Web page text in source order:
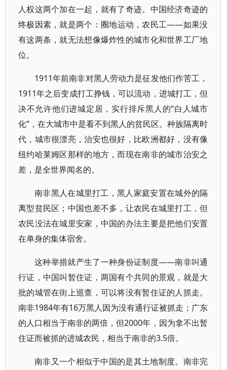
人权这两个加在一起，就有了奇迹。中国经济奇迹的
终极因素，就是两个：圈地运动，农民工——如果没
有这两条，就无法想像爆炸性的城市化和世界工厂地
位。
1911年前南非对黑人劳动力是征发他们作苦工，
1911年之后变成打工挣钱，可以流动，进城打工，但
决不允许他们进城定居，实行排斥黑人的“白人城市
化”，在大城市中是看不到黑人的贫民区。种族隔离时
代，城市很漂亮，治安也很好，比欧洲都好，没有像
纽约哈莱姆区那样的地方，而现在南非的城市治安之
差，是全世界闻名的。
南非黑人在城里打工，黑人家庭安置在城外的隔
离型贫民区；中国也差不多，让农民在城里打工，但
农民没法在城里安家，中国的办法主要是把他们安置
在单身的集体宿舍。
这种举措就产生了一种身份证制度——南非叫通
行证，中国叫暂住证，两国有个共同的景观，就是大
批的城管在街上巡查，可以将没有暂住证的人抓走。
南非1984年有16万黑人因为没有通行证被抓走；广东
的人口相当于南非的两倍，但2000年，因为拿不出暂
住证而被抓的进城农民，相当于南非的3.5倍。
南非又一个相似于中国的是其土地制度。南非完